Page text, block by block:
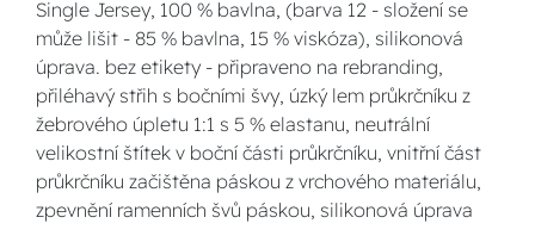
Single Jersey, 100 % bavlna, (barva 12 - složení se
může lišit - 85 % bavlna, 15 % viskóza), silikonová
úprava. bez etikety - připraveno na rebranding,
přiléhavý střih s bočními švy, úzký lem průkrčníku z
žebrového úpletu 1:1 s 5 % elastanu, neutrální
velikostní štítek v boční části průkrčníku, vnitřní část
průkrčníku začištěna páskou z vrchového materiálu,
zpevnění ramenních švů páskou, silikonová úprava